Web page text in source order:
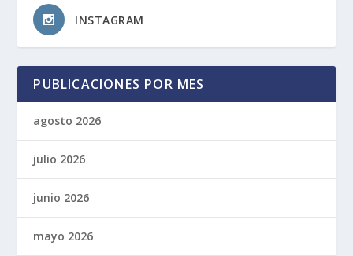
INSTAGRAM
PUBLICACIONES POR MES
agosto 2026
julio 2026
junio 2026
mayo 2026